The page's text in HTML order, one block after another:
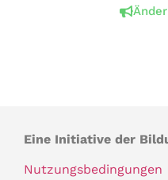
Eine Initiative der
Nutzungsbedingungen